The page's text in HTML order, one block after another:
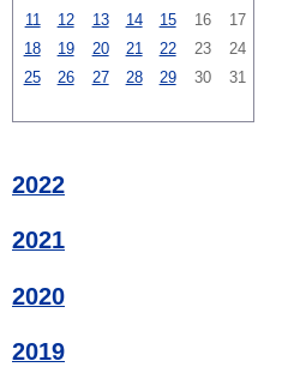
11
12 13 14 15 16
17
18
19 20 21 22 23
24
25
26 27 28 29 30 31
2022
2021
2020
2019